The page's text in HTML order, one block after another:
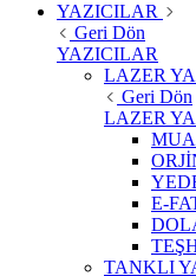
YAZICILAR
Geri Dön
YAZICILAR
LAZER
Geri Dön
LAZER
E-
TANKLI